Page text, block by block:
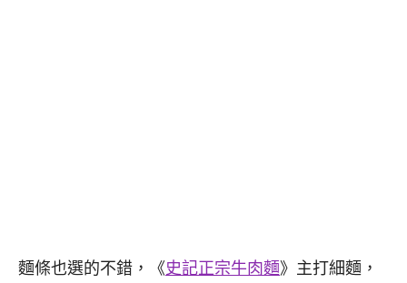
麵條也選的不錯，《史記正宗牛肉麵》主打細麵，